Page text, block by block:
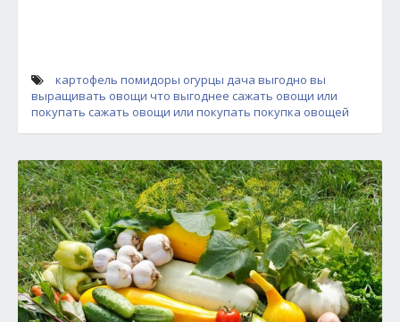
картофель помидоры огурцы дача выгодно вы
выращивать овощи что выгоднее сажать овощи или
покупать сажать овощи или покупать покупка овощей